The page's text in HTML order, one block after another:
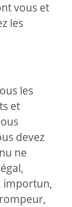
vous et
les
les
et
devez
ne
importun,